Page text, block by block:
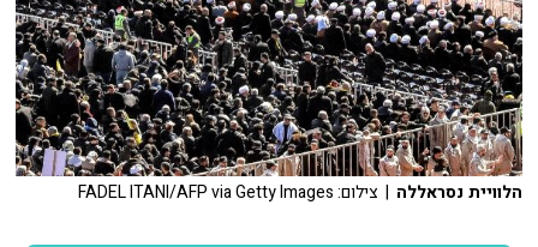
הלוויית נסראללה | צילום: FADEL ITANI/AFP via Getty Images